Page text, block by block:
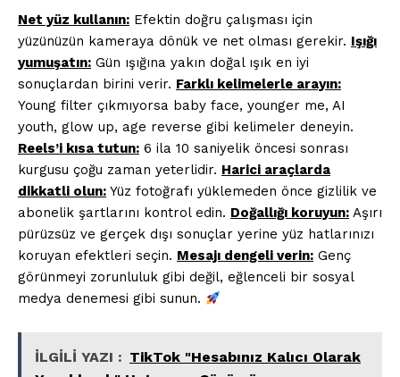
Net yüz kullanın: Efektin doğru çalışması için
yüzünüzün kameraya dönük ve net olması gerekir. Işığı
yumuşatın: Gün ışığına yakın doğal ışık en iyi
sonuçlardan birini verir. Farklı kelimelerle arayın:
Young filter çıkmıyorsa baby face, younger me, AI
youth, glow up, age reverse gibi kelimeler deneyin.
Reels’i kısa tutun: 6 ila 10 saniyelik öncesi sonrası
kurgusu çoğu zaman yeterlidir. Harici araçlarda
dikkatli olun: Yüz fotoğrafı yüklemeden önce gizlilik ve
abonelik şartlarını kontrol edin. Doğallığı koruyun: Aşırı
pürüzsüz ve gerçek dışı sonuçlar yerine yüz hatlarınızı
koruyan efektleri seçin. Mesajı dengeli verin: Genç
görünmeyi zorunluluk gibi değil, eğlenceli bir sosyal
medya denemesi gibi sunun.
İLGİLİ YAZI : TikTok "Hesabınız Kalıcı Olarak